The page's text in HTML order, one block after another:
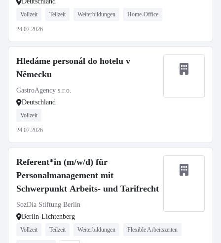
Vollzeit Teilzeit Weiterbildungen Home-Office
24.07.2026
Hledáme personál do hotelu v
Německu
GastroAgency s.r.o.
Deutschland
Vollzeit
24.07.2026
Referent*in (m/w/d) für
Personalmanagement mit
Schwerpunkt Arbeits- und Tarifrecht
SozDia Stiftung Berlin
Berlin-Lichtenberg
Vollzeit Teilzeit Weiterbildungen Flexible Arbeitszeiten